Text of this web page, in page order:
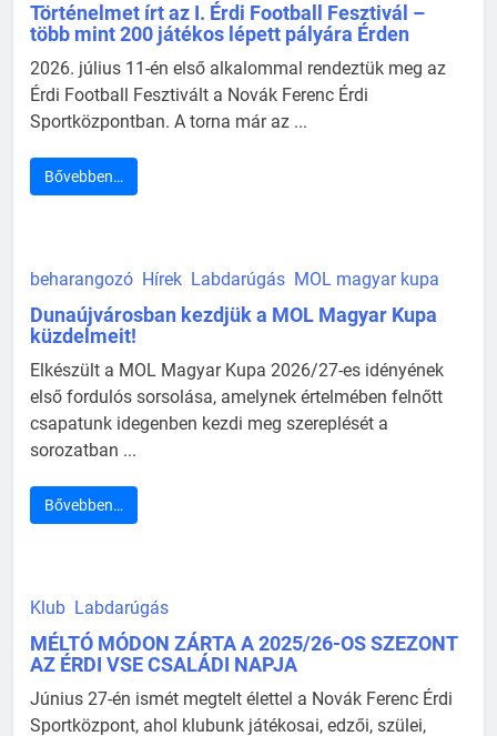
Történelmet írt az I. Érdi Football Fesztivál –
több mint 200 játékos lépett pályára Érden
2026. július 11-én első alkalommal rendeztük meg az
Érdi Football Fesztivált a Novák Ferenc Érdi
Sportközpontban. A torna már az ...
Bővebben…
beharangozó Hírek Labdarúgás MOL magyar kupa
Dunaújvárosban kezdjük a MOL Magyar Kupa
küzdelmeit!
Elkészült a MOL Magyar Kupa 2026/27-es idényének
első fordulós sorsolása, amelynek értelmében felnőtt
csapatunk idegenben kezdi meg szereplését a
sorozatban ...
Bővebben…
Klub Labdarúgás
MÉLTÓ MÓDON ZÁRTA A 2025/26-OS SZEZONT
AZ ÉRDI VSE CSALÁDI NAPJA
Június 27-én ismét megtelt élettel a Novák Ferenc Érdi
Sportközpont, ahol klubunk játékosai, edzői, szülei,